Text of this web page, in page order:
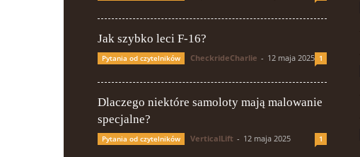
Jak szybko leci F-16?
Pytania od czytelników CheckrideCharlie - 12 maja 2025 1
Dlaczego niektóre samoloty mają malowanie
specjalne?
Pytania od czytelników VerticalLift - 12 maja 2025 1